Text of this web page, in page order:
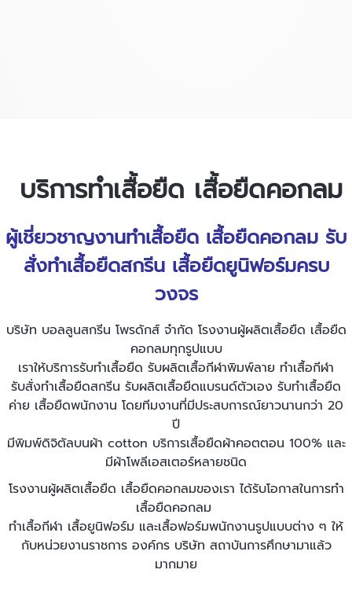
บริการทำเสื้อยืด เสื้อยืดคอกลม
ผู้เชี่ยวชาญงานทำเสื้อยืด เสื้อยืดคอกลม รับ
สั่งทําเสื้อยืดสกรีน เสื้อยืดยูนิฟอร์มครบ
วงจร
บริษัท บอลลูนสกรีน โพรดักส์ จำกัด โรงงานผู้ผลิตเสื้อยืด เสื้อยืด
คอกลมทุกรูปแบบ
เราให้บริการรับทำเสื้อยืด รับผลิตเสื้อกีฬาพิมพ์ลาย ทำเสื้อกีฬา
รับสั่งทําเสื้อยืดสกรีน รับผลิตเสื้อยืดแบรนด์ตัวเอง รับทำเสื้อยืด
ค่าย เสื้อยืดพนักงาน โดยทีมงานที่มีประสบการณ์ยาวนานกว่า 20
ปี
มีพิมพ์ดิจิตัลบนผ้า cotton บริการเสื้อยืดผ้าคอตตอน 100% และ
มีผ้าโพลีเอสเตอร์หลายชนิด
โรงงานผู้ผลิตเสื้อยืด เสื้อยืดคอกลมของเรา ได้รับโอกาสในการทำ
เสื้อยืดคอกลม
ทำเสื้อกีฬา เสื้อยูนิฟอร์ม และเสื้อฟอร์มพนักงานรูปแบบต่าง ๆ ให้
กับหน่วยงานราชการ องค์กร บริษัท สถาบันการศึกษามาแล้ว
มากมาย